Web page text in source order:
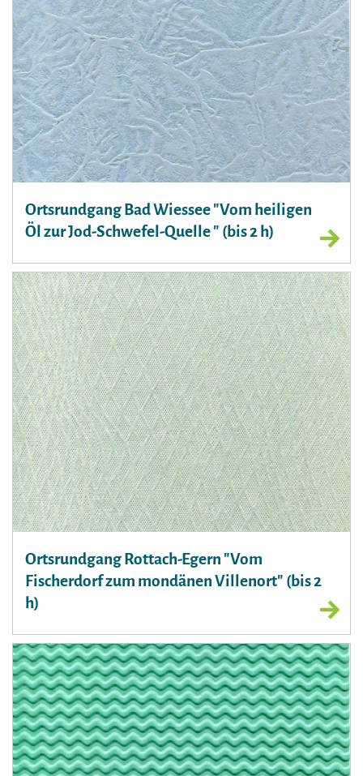
Ortsrundgang Bad Wiessee "Vom heiligen
Öl zur Jod-Schwefel-Quelle " (bis 2 h)
Ortsrundgang Rottach-Egern "Vom
Fischerdorf zum mondänen Villenort" (bis 2
h)